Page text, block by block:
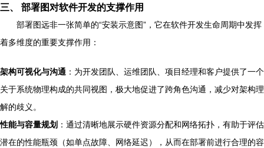
三、 部署图对软件开发的支撑作用
部署图远非一张简单的“安装示意图”，它在软件开发生命周期中发挥
着多维度的重要支撑作用：
架构可视化与沟通 ：为开发团队、运维团队、项目经理和客户提供了一个
关于系统物理构成的共同视图，极大地促进了跨角色沟通，减少对架构理
解的歧义。
性能与容量规划 ：通过清晰地展示硬件资源分配和网络拓扑，有助于评估
潜在的性能瓶颈（如单点故障、网络延迟），从而在部署前进行合理的容